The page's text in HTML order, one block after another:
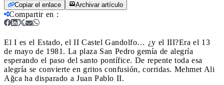
Copiar el enlace Archivar artículo
Compartir en :
El I es el Estado, el II Castel Gandolfo… ¿y el III?Era el 13
de mayo de 1981. La plaza San Pedro gemía de alegría
esperando el paso del santo pontífice. De repente toda esa
alegría se convierte en gritos confusión, corridas. Mehmet Ali
Ağca ha disparado a Juan Pablo II.